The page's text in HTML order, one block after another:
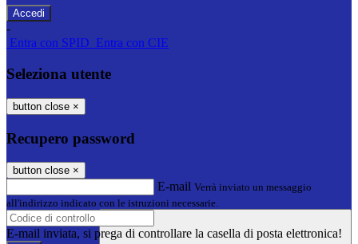
-
Entra con SPID Entra con CIE
Seleziona utente
button close ×
Recupero password
button close ×
E-mail Verrà inviato un messaggio
all'indirizzo indicato con le istruzioni necessarie.
E-mail inviata, si prega di controllare la casella di posta elettronica!